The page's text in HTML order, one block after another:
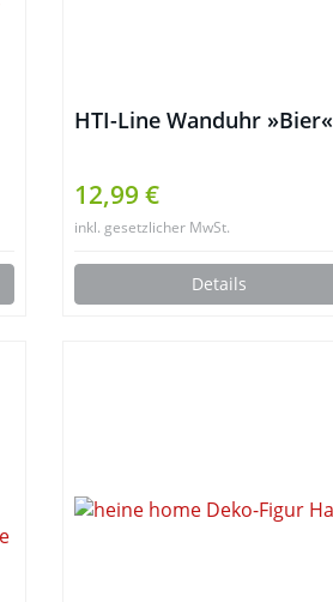
HTI-Line Wanduhr »Bier«
12,99 €
inkl. gesetzlicher MwSt.
Details